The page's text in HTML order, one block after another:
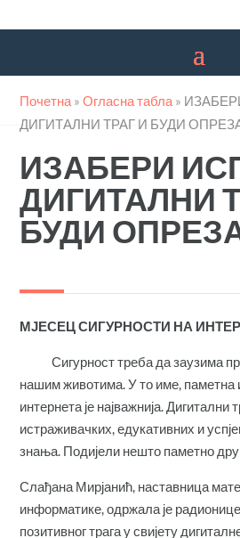
Почетна »Огласна табла »
ДИГИТАЛНИ ТРАГ И БУДИ
ИЗАБЕРИ
ДИГИТАЛНИ
БУДИ
МЈЕСЕЦ СИГУРНОСТИ НА
Сигурност треба да заузима
нашим животима. У то име, паметна
интернета је најважнија. Дигитални
истраживачких, едукативних и
знања. Подијели нешто паметно
Слађана Мирјанић, наставница
информатике, одржала је
позитивног трага у свијету